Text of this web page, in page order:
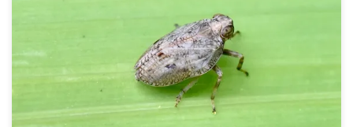
C’est une cicadelle commune et très particulière par son aspect
trapu et cuirassé, ainsi que par une curiosité anatomique qui lui
permet de faire des bonds étonnants pour sa taille. Ses nymphes
sont aussi très originales avec leur plumeau bleu à l’extrémité de
l’abdomen. Issus coleoptratus Fabricius,1781 La cigale bossue
POSITION SYSTÉMATIQUE : […]